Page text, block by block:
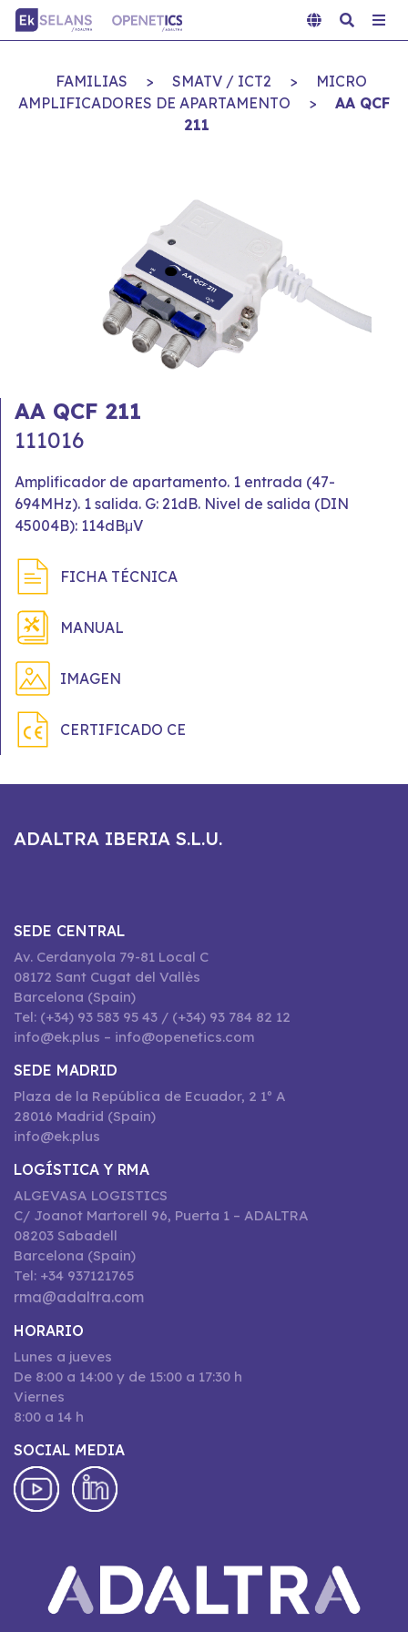
FAMILIAS > SMATV / ICT2 >
MICRO
AMPLIFICADORES DE APARTAMENTO
>
AA QCF
211
AA QCF 211
111016
Amplificador de apartamento. 1 entrada (47-
694MHz). 1 salida. G: 21dB. Nivel de salida (DIN
45004B): 114dBμV
FICHA TÉCNICA
MANUAL
IMAGEN
CERTIFICADO CE
ADALTRA IBERIA S.L.U.
SEDE CENTRAL
Av. Cerdanyola 79-81 Local C
08172 Sant Cugat del Vallès
Barcelona (Spain)
Tel: (+34) 93 583 95 43 / (+34) 93 784 82 12
info@ek.plus – info@openetics.com
SEDE MADRID
Plaza de la República de Ecuador, 2 1º A
28016 Madrid (Spain)
info@ek.plus
LOGÍSTICA Y RMA
ALGEVASA LOGISTICS
C/ Joanot Martorell 96, Puerta 1 – ADALTRA
08203 Sabadell
Barcelona (Spain)
Tel: +34 937121765
rma@adaltra.com
HORARIO
Lunes a jueves
De 8:00 a 14:00 y de 15:00 a 17:30 h
Viernes
8:00 a 14 h
SOCIAL MEDIA